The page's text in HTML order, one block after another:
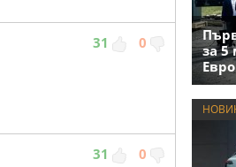
31 0
31 0
за 5